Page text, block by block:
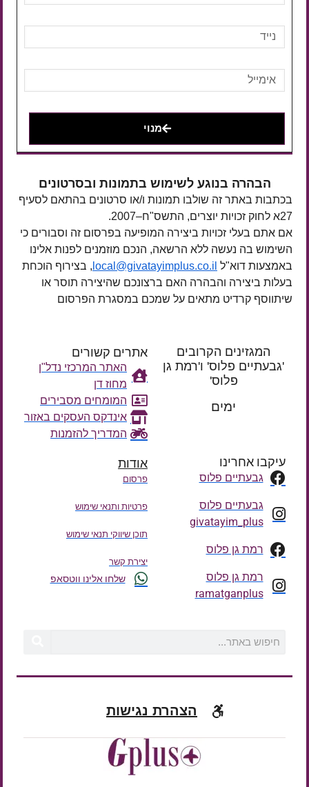
מנוי
הבהרה בנוגע לשימוש בתמונות ובסרטונים
בכתבות באתר זה שולבו תמונות ו/או סרטונים בהתאם לסעיף
27א לחוק זכויות יוצרים, התשס"ח–2007.
אם אתם בעלי זכויות ביצירה המופיעה בפרסום זה וסבורים כי
השימוש בה נעשה ללא הרשאה, הנכם מוזמנים לפנות אלינו
באמצעות דוא"ל local@givatayimplus.co.il , בצירוף הוכחת
בעלות ביצירה והבהרה האם ברצונכם שהיצירה תוסר או
שיתווסף קרדיט מתאים על שמכם במסגרת הפרסום
המגזינים הקרובים
'גבעתיים פלוס' ו'רמת גן
פלוס'
ימים
אתרים קשורים
האתר המרכזי נדל"ן
מחוז דן
המומחים מסבירים
אינדקס העסקים באזור
המדריך להזמנות
עיקבו אחרינו
גבעתיים פלוס
גבעתיים פלוס
givatayim_plus
רמת גן פלוס
רמת גן פלוס
ramatganplus
אודות
פרסום
פרטיות ותנאי שימוש
תוכן שיווקי תנאי שימוש
יצירת קשר
שלחו אלינו ווטסאפ
הצהרת נגישות